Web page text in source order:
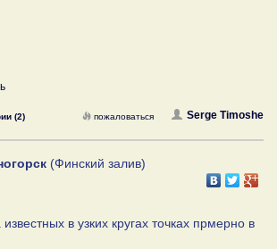
(2) Serge Timoshe
пожаловаться
(Финский залив)
в узких кругах точках прмерно в